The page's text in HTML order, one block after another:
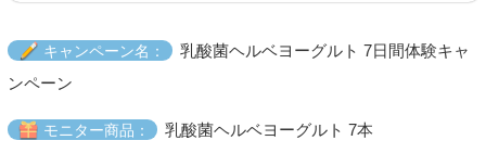
キャンペーン名：
乳酸菌ヘルベヨーグルト 7日間体験キャ
ンペーン
モニター商品： 乳酸菌ヘルベヨーグルト 7本